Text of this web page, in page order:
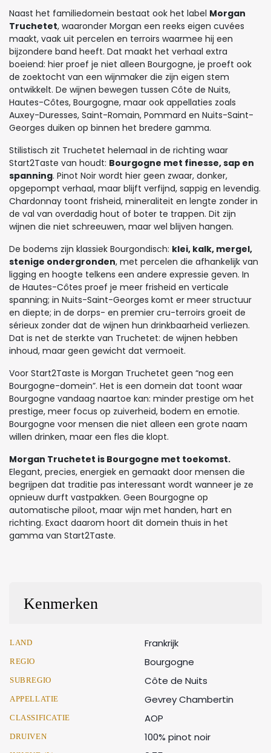
Naast het familiedomein bestaat ook het label Morgan
Truchetet, waaronder Morgan een reeks eigen cuvées
maakt, vaak uit percelen en terroirs waarmee hij een
bijzondere band heeft. Dat maakt het verhaal extra
boeiend: hier proef je niet alleen Bourgogne, je proeft ook
de zoektocht van een wijnmaker die zijn eigen stem
ontwikkelt. De wijnen bewegen tussen Côte de Nuits,
Hautes-Côtes, Bourgogne, maar ook appellaties zoals
Auxey-Duresses, Saint-Romain, Pommard en Nuits-Saint-
Georges duiken op binnen het bredere gamma.
Stilistisch zit Truchetet helemaal in de richting waar
Start2Taste van houdt: Bourgogne met finesse, sap en
spanning. Pinot Noir wordt hier geen zwaar, donker,
opgepompt verhaal, maar blijft verfijnd, sappig en levendig.
Chardonnay toont frisheid, mineraliteit en lengte zonder in
de val van overdadig hout of boter te trappen. Dit zijn
wijnen die niet schreeuwen, maar wel blijven hangen.
De bodems zijn klassiek Bourgondisch: klei, kalk, mergel,
stenige ondergronden, met percelen die afhankelijk van
ligging en hoogte telkens een andere expressie geven. In
de Hautes-Côtes proef je meer frisheid en verticale
spanning; in Nuits-Saint-Georges komt er meer structuur
en diepte; in de dorps- en premier cru-terroirs groeit de
sérieux zonder dat de wijnen hun drinkbaarheid verliezen.
Dat is net de sterkte van Truchetet: de wijnen hebben
inhoud, maar geen gewicht dat vermoeit.
Voor Start2Taste is Morgan Truchetet geen “nog een
Bourgogne-domein”. Het is een domein dat toont waar
Bourgogne vandaag naartoe kan: minder prestige om het
prestige, meer focus op zuiverheid, bodem en emotie.
Bourgogne voor mensen die niet alleen een grote naam
willen drinken, maar een fles die klopt.
Morgan Truchetet is Bourgogne met toekomst.
Elegant, precies, energiek en gemaakt door mensen die
begrijpen dat traditie pas interessant wordt wanneer je ze
opnieuw durft vastpakken. Geen Bourgogne op
automatische piloot, maar wijn met handen, hart en
richting. Exact daarom hoort dit domein thuis in het
gamma van Start2Taste.
Kenmerken
LAND Frankrijk
REGIO Bourgogne
SUBREGIO Côte de Nuits
APPELLATIE Gevrey Chambertin
CLASSIFICATIE AOP
DRUIVEN 100% pinot noir